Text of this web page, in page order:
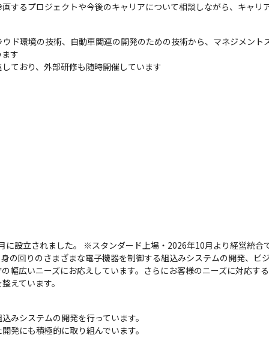
するプロジェクトや今後のキャリアについて相談しながら、キャリ
ウド環境の技術、自動車関連の開発のための技術から、マネジメン
す
ており、外部研修も随時開催しています
に設立されました。 ※スタンダード上場・2026年10月より経営統合
の回りのさまざまな電子機器を制御する組込みシステムの開発、ビ
幅広いニーズにお応えしています。さらにお客様のニーズに対応す
えています。
みシステムの開発を行っています。
発にも積極的に取り組んでいます。